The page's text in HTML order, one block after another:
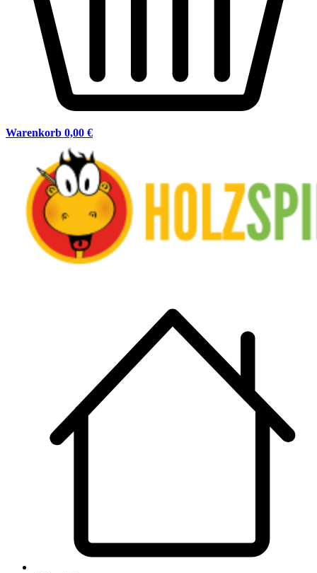
Warenkorb 0,00 €